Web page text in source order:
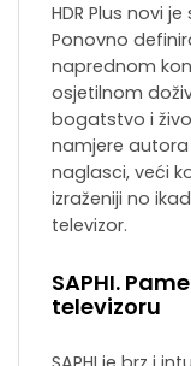
HDR Plus novi
Ponovno
naprednom
osjetilnom
bogatstvo i
namjere autora
naglasci, veći
izraženiji no
televizor.
SAPHI.
televizoru